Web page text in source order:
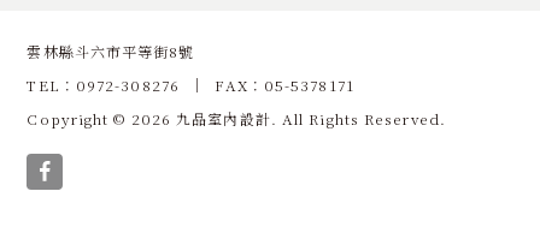
雲林縣斗六市平等街8號
TEL：0972-308276 │ FAX：05-5378171
Copyright © 2026 九品室內設計. All Rights Reserved.
Facebook